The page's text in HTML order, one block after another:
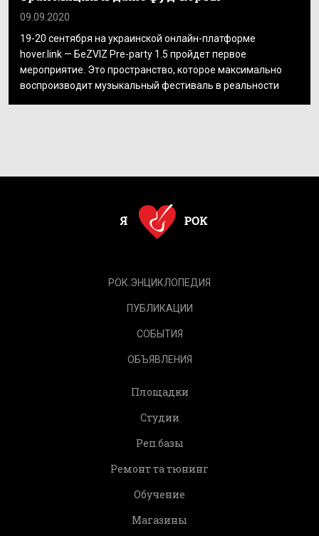
09.09.2020
19-20 сентября на украинской онлайн-платформе
hover.link — БеZVIZ Pre-party 1.5 пройдет первое
мероприятие. Это пространство, которое максимально
воспроизводит музыкальный фестиваль в реальности
РОК.ЭНЦИКЛОПЕДИЯ
ПУБЛИКАЦИИ
СОБЫТИЯ
ОБЪЯВЛЕНИЯ
Площадки
Студии
Реп.базы
Ремонт та тюнинг
Обучение
Магазины